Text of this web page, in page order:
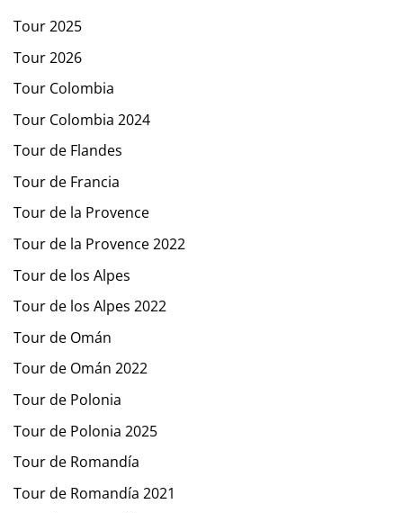
Tour 2025
Tour 2026
Tour Colombia
Tour Colombia 2024
Tour de Flandes
Tour de Francia
Tour de la Provence
Tour de la Provence 2022
Tour de los Alpes
Tour de los Alpes 2022
Tour de Omán
Tour de Omán 2022
Tour de Polonia
Tour de Polonia 2025
Tour de Romandía
Tour de Romandía 2021